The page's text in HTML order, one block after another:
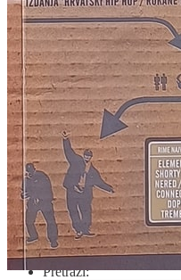
RAZNO
RELIGIJA
OD RJEČNIKA
DO ZEMLJOVIDA
RJEČNICI,
ŠAH
SPORT
STRIPOVI
TEHNIČKE
TEORIJA I
VEDUTE
ZAGREB
Otkup knjiga
O nama
Novosti
AKCIJA
Pretraži: